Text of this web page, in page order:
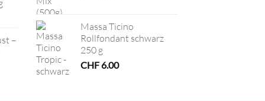
–
Massa Ticino
Rollfondant schwarz
250 g
CHF6.00